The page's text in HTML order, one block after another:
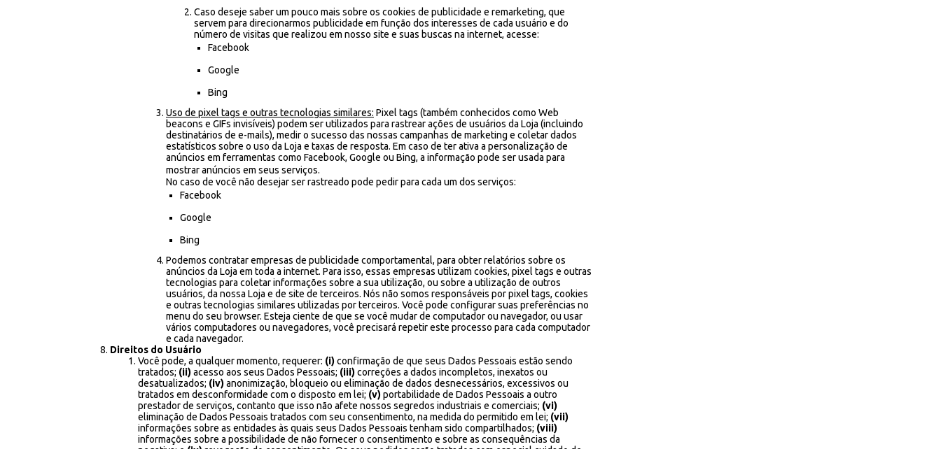
Caso deseje saber um pouco mais sobre os cookies de publicidade e remarketing, que
servem para direcionarmos publicidade em função dos interesses de cada usuário e do
número de visitas que realizou em nosso site e suas buscas na internet, acesse:
Facebook
Google
Bing
Uso de pixel tags e outras tecnologias similares: Pixel tags (também conhecidos como Web
beacons e GIFs invisíveis) podem ser utilizados para rastrear ações de usuários da Loja (incluindo
destinatários de e-mails), medir o sucesso das nossas campanhas de marketing e coletar dados
estatísticos sobre o uso da Loja e taxas de resposta. Em caso de ter ativa a personalização de
anúncios em ferramentas como Facebook, Google ou Bing, a informação pode ser usada para
mostrar anúncios em seus serviços.
No caso de você não desejar ser rastreado pode pedir para cada um dos serviços:
Facebook
Google
Bing
Podemos contratar empresas de publicidade comportamental, para obter relatórios sobre os
anúncios da Loja em toda a internet. Para isso, essas empresas utilizam cookies, pixel tags e outras
tecnologias para coletar informações sobre a sua utilização, ou sobre a utilização de outros
usuários, da nossa Loja e de site de terceiros. Nós não somos responsáveis por pixel tags, cookies
e outras tecnologias similares utilizadas por terceiros. Você pode configurar suas preferências no
menu do seu browser. Esteja ciente de que se você mudar de computador ou navegador, ou usar
vários computadores ou navegadores, você precisará repetir este processo para cada computador
e cada navegador.
Direitos do Usuário
Você pode, a qualquer momento, requerer: (i)confirmação de que seus Dados Pessoais estão sendo
tratados; (ii)acesso aos seus Dados Pessoais; (iii)correções a dados incompletos, inexatos ou
desatualizados; (iv)anonimização, bloqueio ou eliminação de dados desnecessários, excessivos ou
tratados em desconformidade com o disposto em lei; (v)portabilidade de Dados Pessoais a outro
prestador de serviços, contanto que isso não afete nossos segredos industriais e comerciais; (vi)
eliminação de Dados Pessoais tratados com seu consentimento, na medida do permitido em lei; (vii)
informações sobre as entidades às quais seus Dados Pessoais tenham sido compartilhados; (viii)
informações sobre a possibilidade de não fornecer o consentimento e sobre as consequências da